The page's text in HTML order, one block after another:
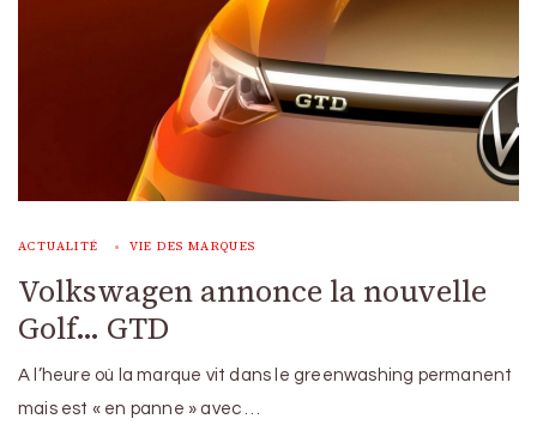
ACTUALITÉ VIE DES MARQUES
Volkswagen annonce la nouvelle
Golf… GTD
A l’heure où la marque vit dans le greenwashing permanent
mais est « en panne » avec …